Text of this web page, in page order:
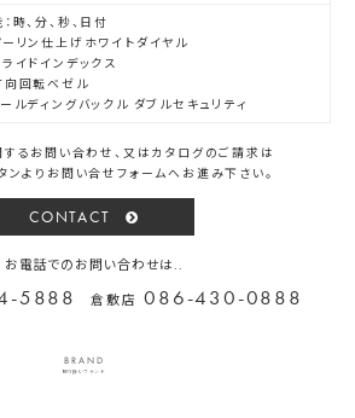
時、分、秒、日付
リン仕上げホワイトダイヤル
イドインデックス
向回転ベゼル
ルディングバックル ダブルセキュリティ
るお問い合わせ、又はカタログのご請求は
よりお問い合せフォームへお進み下さい。
CONTACT
お電話でのお問い合わせは..
5888 倉敷店 086-430-0888
BRAND
取り扱いブランド